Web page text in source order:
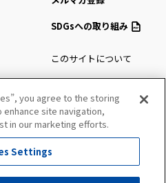
SDGsへの取り組み
このサイトについて
サイトマップ
you agree to the storing
site navigation,
in our marketing efforts.
Settings